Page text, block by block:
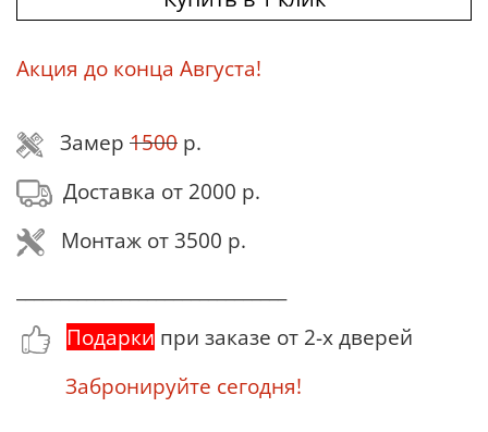
Акция до конца Августа!
Замер 1500 р.
Доставка от 2000 р.
Монтаж от 3500 р.
Подарки при заказе от 2-х дверей
Забронируйте сегодня!